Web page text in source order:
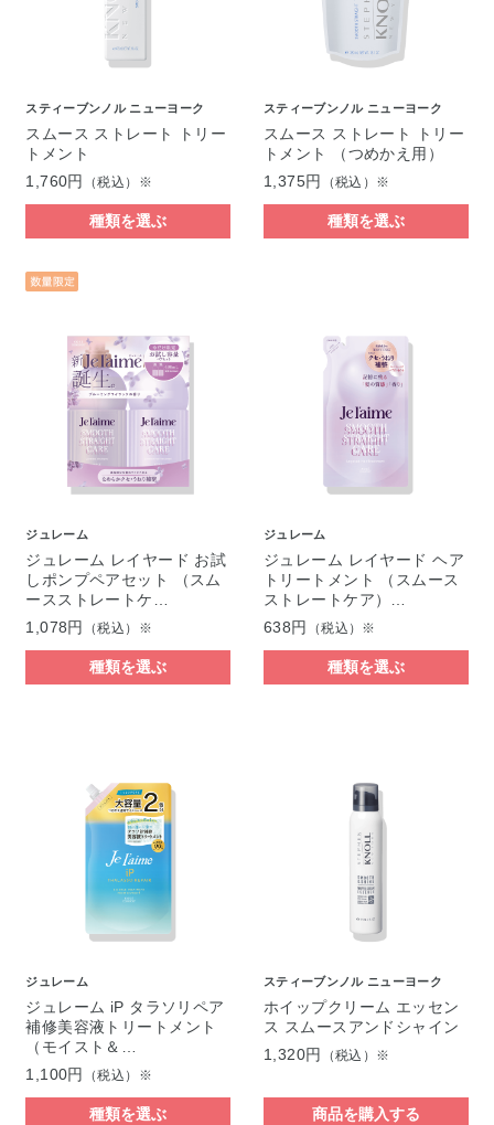
スティーブンノル ニューヨーク
スムース ストレート トリー
トメント
1,760円
（税込）※
種類を選ぶ
スティーブンノル ニューヨーク
スムース ストレート トリー
トメント （つめかえ用）
1,375円
（税込）※
種類を選ぶ
ジュレーム
ジュレーム レイヤード お試
しポンプペアセット （スム
ースストレートケ…
1,078円
（税込）※
種類を選ぶ
ジュレーム
ジュレーム レイヤード ヘア
トリートメント （スムース
ストレートケア）…
638円
（税込）※
種類を選ぶ
ジュレーム
ジュレーム iP タラソリペア
補修美容液トリートメント
（モイスト＆…
1,100円
（税込）※
種類を選ぶ
スティーブンノル ニューヨーク
ホイップクリーム エッセン
ス スムースアンドシャイン
1,320円
（税込）※
商品を購入する